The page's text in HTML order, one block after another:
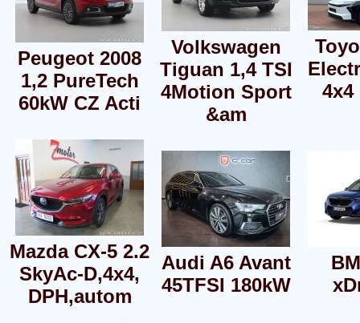
Peugeot 2008
1,2 PureTech
60kW CZ Acti
Volkswagen
Tiguan 1,4 TSI
4Motion Sport
&am
4x4
Mazda CX-5 2.2
SkyAc-D,4x4,
DPH,autom
Audi A6 Avant
45TFSI 180kW